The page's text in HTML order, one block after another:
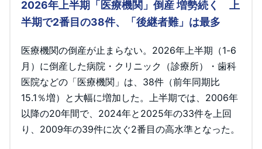
2026年上半期「医療機関」倒産 増勢続く 上
半期で2番目の38件、「後継者難」は最多
医療機関の倒産が止まらない。2026年上半期（1-6
月）に倒産した病院・クリニック（診療所）・歯科
医院などの「医療機関」は、38件（前年同期比
15.1％増）と大幅に増加した。上半期では、2006年
以降の20年間で、2024年と2025年の33件を上回
り、2009年の39件に次ぐ2番目の高水準となった。